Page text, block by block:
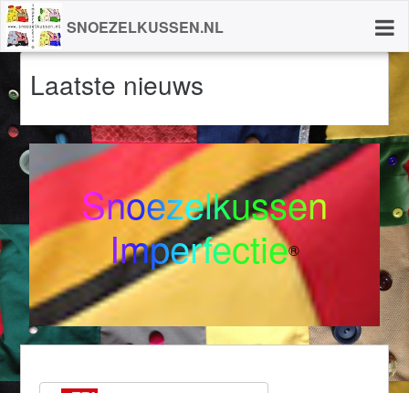
SNOEZELKUSSEN.NL
Laatste nieuws
Snoezelkussen
Imperfectie®